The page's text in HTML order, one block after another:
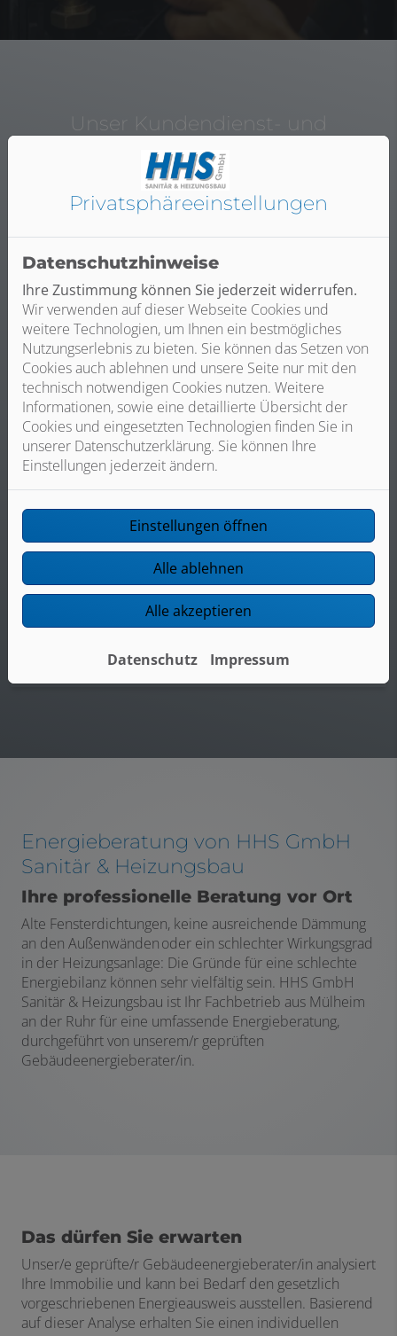
Unser Kundendienst- und
Wartungsangebot:
Qualität vom Fachbetrieb
Zertifiziertes Fachpersonal entsprechend den
Herstellervorgaben
Wir entlüften und reinigen die Anlage und
tauschen Verschleißteile
Wir regeln und stellen den Heizkessel richtig ein
Energieberatung von HHS GmbH
Sanitär & Heizungsbau
Ihre professionelle Beratung vor Ort
Alte Fensterdichtungen, keine ausreichende Dämmung
an den Außenwänden oder ein schlechter Wirkungsgrad
in der Heizungsanlage: Die Gründe für eine schlechte
Energiebilanz können sehr vielfältig sein. HHS GmbH
Sanitär & Heizungsbau ist Ihr Fachbetrieb aus Mülheim
an der Ruhr für eine umfassende Energieberatung,
durchgeführt von unserem/r geprüften
Gebäudeenergieberater/in.
Das dürfen Sie erwarten
Unser/e geprüfte/r Gebäudeenergieberater/in analysiert
Ihre Immobilie und kann bei Bedarf den gesetzlich
vorgeschriebenen Energieausweis ausstellen. Basierend
auf dieser Analyse erhalten Sie einen individuellen
Privatsphäre­einstellungen
Datenschutzhinweise
Ihre Zustimmung können Sie jederzeit widerrufen.
Wir verwenden auf dieser Webseite Cookies und
weitere Technologien, um Ihnen ein bestmögliches
Nutzungserlebnis zu bieten. Sie können das Setzen von
Cookies auch ablehnen und unsere Seite nur mit den
technisch notwendigen Cookies nutzen. Weitere
Informationen, sowie eine detaillierte Übersicht der
Cookies und eingesetzten Technologien finden Sie in
unserer Datenschutzerklärung. Sie können Ihre
Einstellungen jederzeit ändern.
Einstellungen öffnen
Alle ablehnen
Alle akzeptieren
Datenschutz Impressum